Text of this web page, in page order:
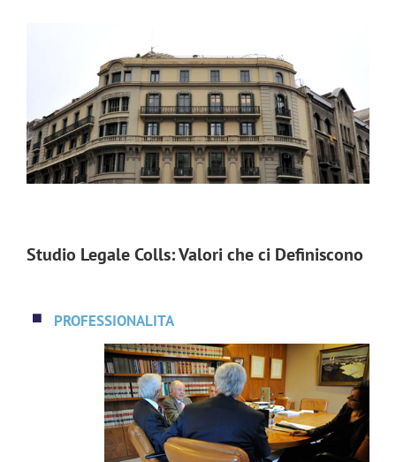
Studio Legale Colls: Valori che ci Definiscono
PROFESSIONALITA